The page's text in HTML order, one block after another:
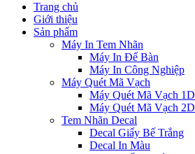
Trang chủ
Giới thiệu
Sản phẩm
Máy In Tem Nhãn
Máy In Để Bàn
Máy In Công Nghiệp
Máy Quét Mã Vạch
Máy Quét Mã Vạch 1D
Máy Quét Mã Vạch 2D
Tem Nhãn Decal
Decal Giấy Bế Trắng
Decal In Màu